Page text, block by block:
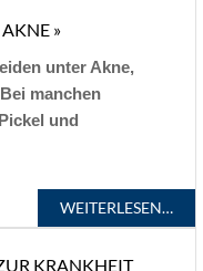
»
unter Akne,
manchen
und
WEITERLESEN…
KRANKHEIT